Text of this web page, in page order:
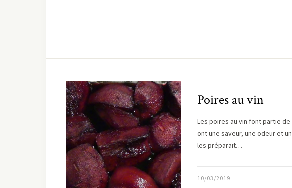
Poires au vin
Les poires au vin font partie de
ont une saveur, une odeur et
les préparait…
10/03/2019